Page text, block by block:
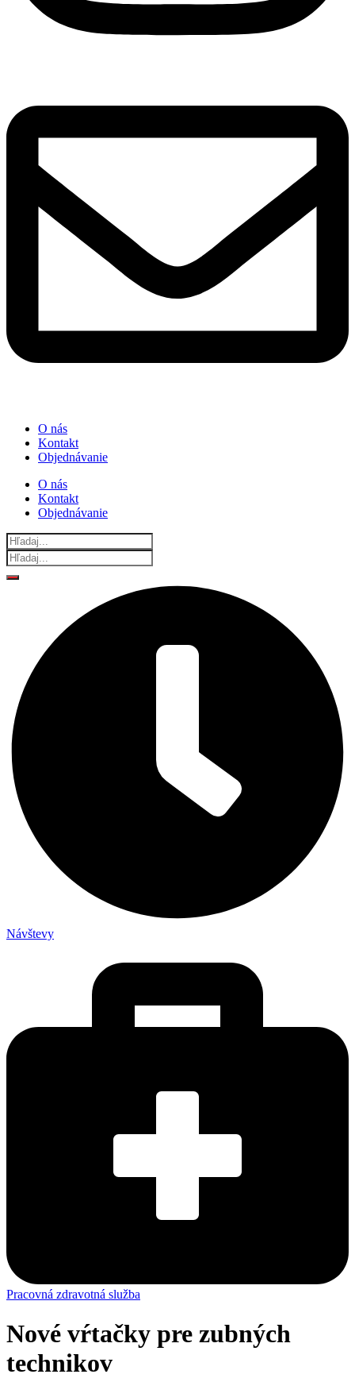
O nás
Kontakt
Objednávanie
O nás
Kontakt
Objednávanie
Návštevy
Pracovná zdravotná služba
Nové vŕtačky pre zubných
technikov